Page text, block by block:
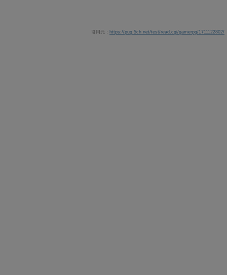
引用元： https://pug.5ch.net/test/read.cgi/gamerpg/1711122802/